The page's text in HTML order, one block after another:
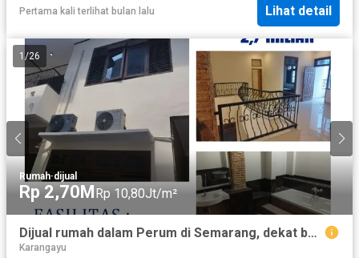
Pertama kali terlihat bulan lalu Lihat detail
1 /26
Rumah·dijual
Rp 2,70MRp 10,80Jt/m²
Dijual rumah dalam Perum di Semarang, dekat banyak fasum, Lt 250m2
Karangayu